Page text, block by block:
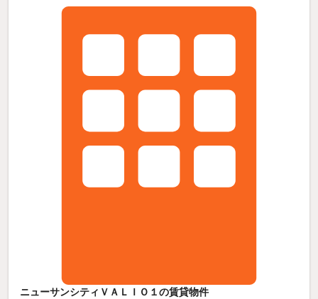
ニューサンシティＶＡＬＩＯ１の賃貸物件